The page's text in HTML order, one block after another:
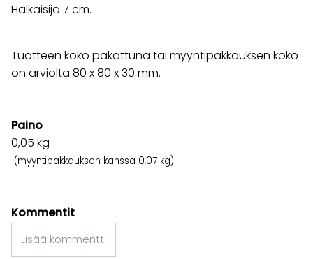
Halkaisija 7 cm.
Tuotteen koko pakattuna tai myyntipakkauksen koko
on arviolta 80 x 80 x 30 mm.
Paino
0,05 kg
(myyntipakkauksen kanssa 0,07 kg)
Kommentit
Lisää kommentti